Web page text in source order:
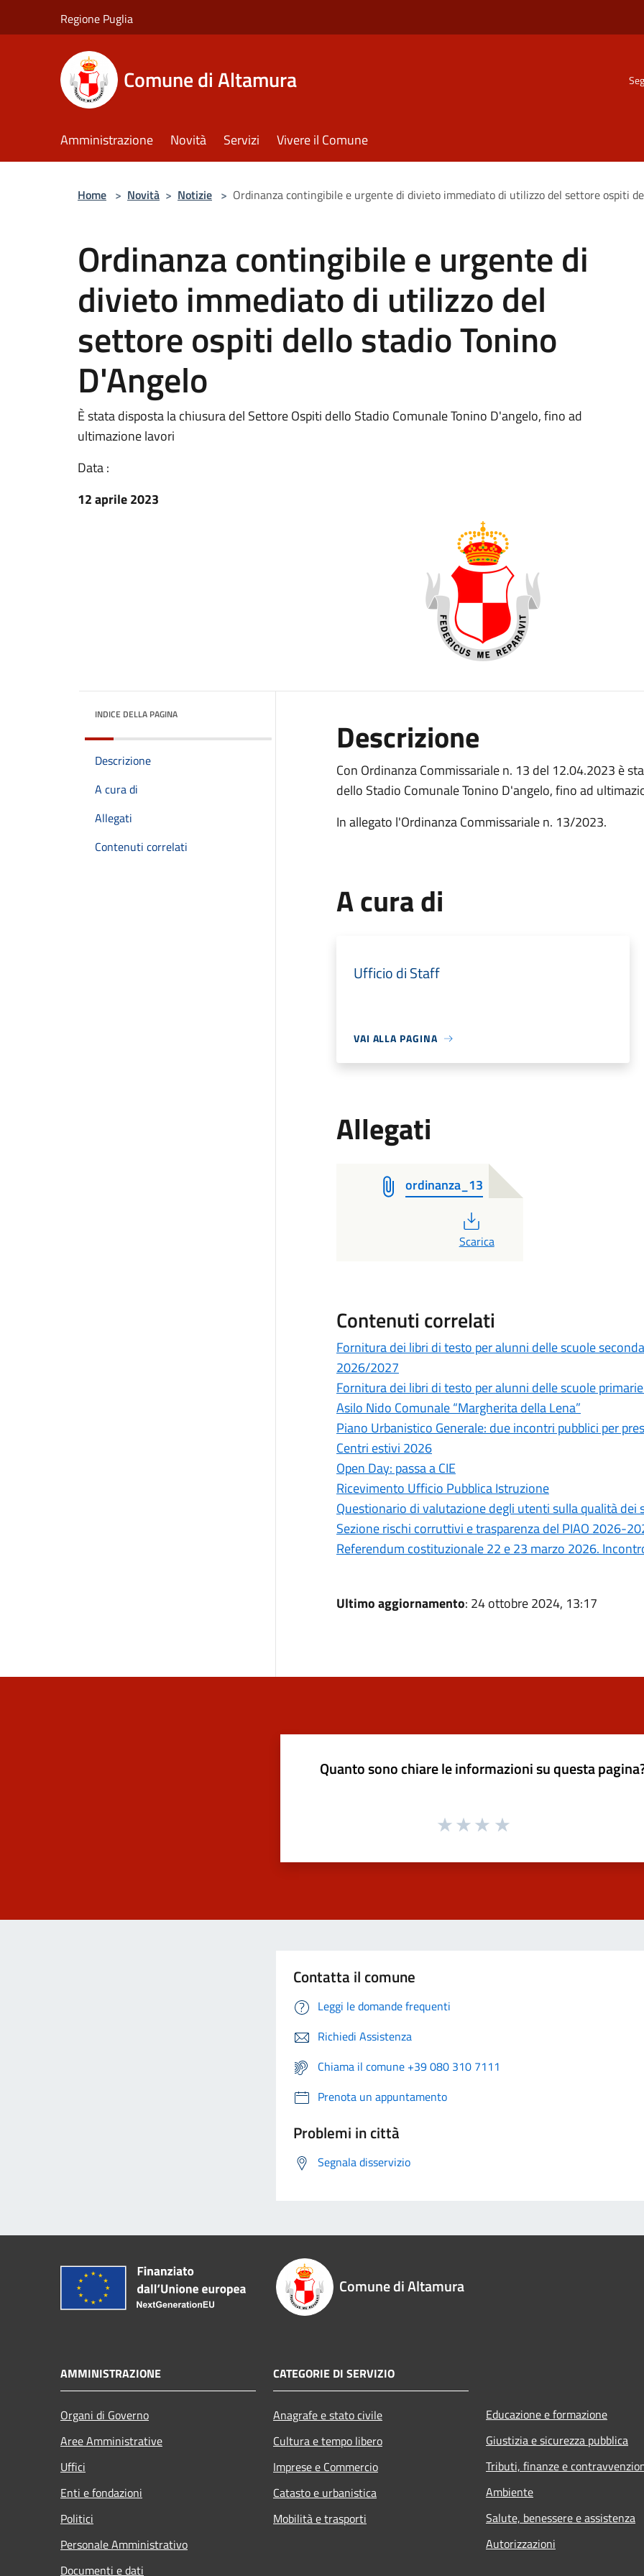
Regione Puglia
Comune di Altamura
Amministrazione Novità Servizi Vivere il Comune
Home > Novità > Notizie > Ordinanza contingibile e urgente di divieto immediato di utilizzo del settore ospiti
Ordinanza contingibile e urgente di
divieto immediato di utilizzo del
settore ospiti dello stadio Tonino
D'Angelo
È stata disposta la chiusura del Settore Ospiti dello Stadio Comunale Tonino D'angelo, fino ad
ultimazione lavori
Data :
12 aprile 2023
INDICE DELLA PAGINA
Descrizione
A cura di
Allegati
Contenuti correlati
Descrizione
Con Ordinanza Commissariale n. 13 del 12.04.2023 è
dello Stadio Comunale Tonino D'angelo, fino ad
In allegato l'Ordinanza Commissariale n. 13/2023.
A cura di
Ufficio di Staff
VAI ALLA PAGINA
Allegati
ordinanza_13
PDF
Scarica
Contenuti correlati
Fornitura dei libri di testo per alunni delle scuole
2026/2027
Fornitura dei libri di testo per alunni delle scuole
Asilo Nido Comunale “Margherita della Lena”
Piano Urbanistico Generale: due incontri pubblici per
Centri estivi 2026
Open Day: passa a CIE
Ricevimento Ufficio Pubblica Istruzione
Questionario di valutazione degli utenti sulla qualità dei
Sezione rischi corruttivi e trasparenza del PIAO 2026-
Referendum costituzionale 22 e 23 marzo 2026.
Ultimo aggiornamento: 24 ottobre 2024, 13:17
Quanto sono chiare le informazioni su questa
Contatta il comune
Leggi le domande frequenti
Richiedi Assistenza
Chiama il comune +39 080 310 7111
Prenota un appuntamento
Problemi in città
Segnala disservizio
Comune di Altamura
AMMINISTRAZIONE
Organi di Governo
Aree Amministrative
Uffici
Enti e fondazioni
Politici
Personale Amministrativo
Documenti e dati
CATEGORIE DI SERVIZIO
Anagrafe e stato civile
Cultura e tempo libero
Imprese e Commercio
Catasto e urbanistica
Mobilità e trasporti
Educazione e formazione
Giustizia e sicurezza pubblica
Tributi, finanze e
Ambiente
Salute, benessere e assistenza
Autorizzazioni